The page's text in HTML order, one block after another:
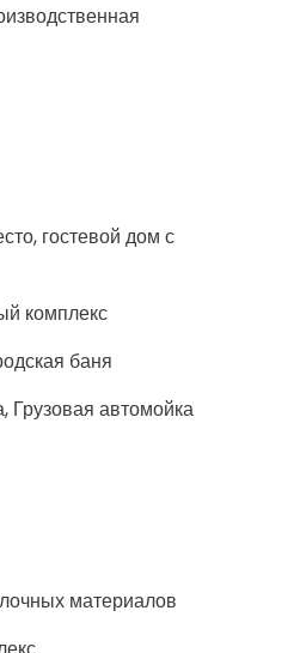
гостевой дом с
комплекс
баня
Грузовая автомойка
материалов